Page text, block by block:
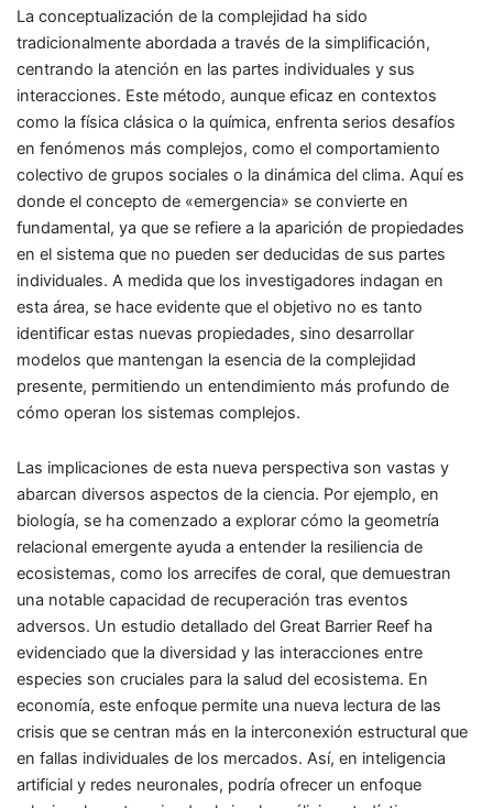
La conceptualización de la complejidad ha sido
tradicionalmente abordada a través de la simplificación,
centrando la atención en las partes individuales y sus
interacciones. Este método, aunque eficaz en contextos
como la física clásica o la química, enfrenta serios desafíos
en fenómenos más complejos, como el comportamiento
colectivo de grupos sociales o la dinámica del clima. Aquí es
donde el concepto de «emergencia» se convierte en
fundamental, ya que se refiere a la aparición de propiedades
en el sistema que no pueden ser deducidas de sus partes
individuales. A medida que los investigadores indagan en
esta área, se hace evidente que el objetivo no es tanto
identificar estas nuevas propiedades, sino desarrollar
modelos que mantengan la esencia de la complejidad
presente, permitiendo un entendimiento más profundo de
cómo operan los sistemas complejos.
Las implicaciones de esta nueva perspectiva son vastas y
abarcan diversos aspectos de la ciencia. Por ejemplo, en
biología, se ha comenzado a explorar cómo la geometría
relacional emergente ayuda a entender la resiliencia de
ecosistemas, como los arrecifes de coral, que demuestran
una notable capacidad de recuperación tras eventos
adversos. Un estudio detallado del Great Barrier Reef ha
evidenciado que la diversidad y las interacciones entre
especies son cruciales para la salud del ecosistema. En
economía, este enfoque permite una nueva lectura de las
crisis que se centran más en la interconexión estructural que
en fallas individuales de los mercados. Así, en inteligencia
artificial y redes neuronales, podría ofrecer un enfoque